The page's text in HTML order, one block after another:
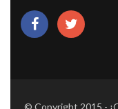
© Copyright 2015 -